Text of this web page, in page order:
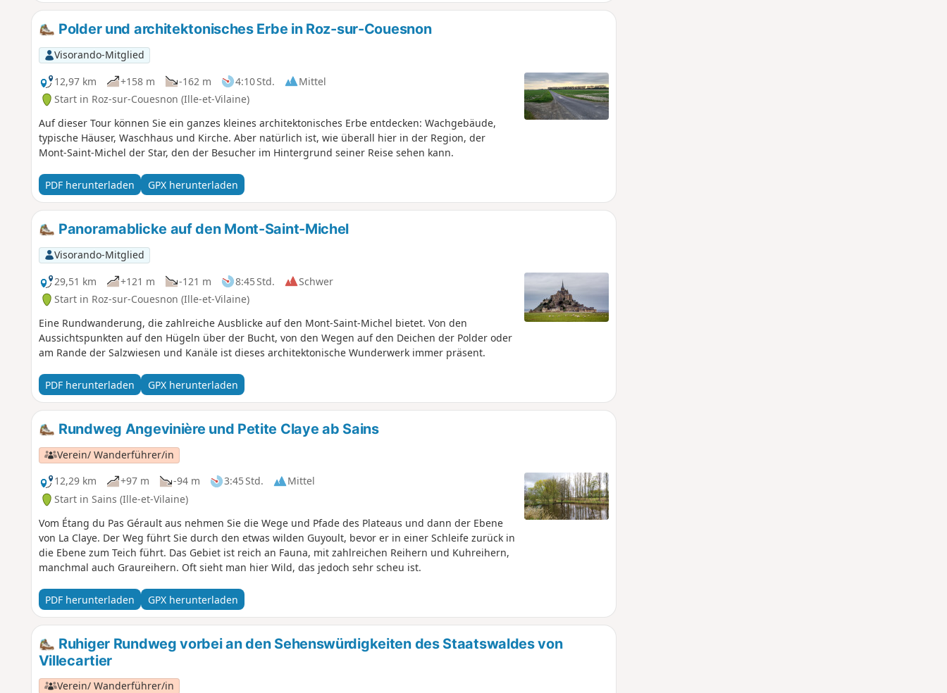
Polder und architektonisches Erbe in Roz-sur-Couesnon
Visorando-Mitglied
12,97 km
+158 m -162 m 4:10 Std.
Mittel
Start in Roz-sur-Couesnon (Ille-et-Vilaine)
Auf dieser Tour können Sie ein ganzes kleines architektonisches Erbe entdecken: Wachgebäude,
typische Häuser, Waschhaus und Kirche. Aber natürlich ist, wie überall hier in der Region, der
Mont-Saint-Michel der Star, den der Besucher im Hintergrund seiner Reise sehen kann.
PDF herunterladen GPX herunterladen
Panoramablicke auf den Mont-Saint-Michel
Visorando-Mitglied
29,51 km
+121 m -121 m 8:45 Std.
Schwer
Start in Roz-sur-Couesnon (Ille-et-Vilaine)
Eine Rundwanderung, die zahlreiche Ausblicke auf den Mont-Saint-Michel bietet. Von den
Aussichtspunkten auf den Hügeln über der Bucht, von den Wegen auf den Deichen der Polder oder
am Rande der Salzwiesen und Kanäle ist dieses architektonische Wunderwerk immer präsent.
PDF herunterladen GPX herunterladen
Rundweg Angevinière und Petite Claye ab Sains
Verein/ Wanderführer/in
12,29 km
+97 m -94 m 3:45 Std.
Mittel
Start in Sains (Ille-et-Vilaine)
Vom Étang du Pas Gérault aus nehmen Sie die Wege und Pfade des Plateaus und dann der Ebene
von La Claye. Der Weg führt Sie durch den etwas wilden Guyoult, bevor er in einer Schleife zurück in
die Ebene zum Teich führt. Das Gebiet ist reich an Fauna, mit zahlreichen Reihern und Kuhreihern,
manchmal auch Graureihern. Oft sieht man hier Wild, das jedoch sehr scheu ist.
PDF herunterladen GPX herunterladen
Ruhiger Rundweg vorbei an den Sehenswürdigkeiten des Staatswaldes von
Villecartier
Verein/ Wanderführer/in